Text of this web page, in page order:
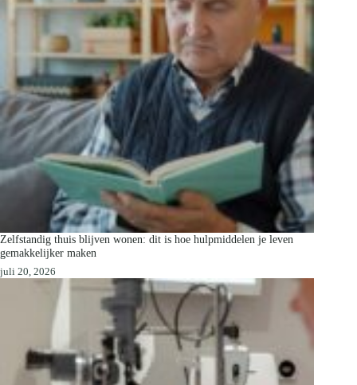
Zelfstandig thuis blijven wonen: dit is hoe hulpmiddelen je leven
gemakkelijker maken
juli 20, 2026